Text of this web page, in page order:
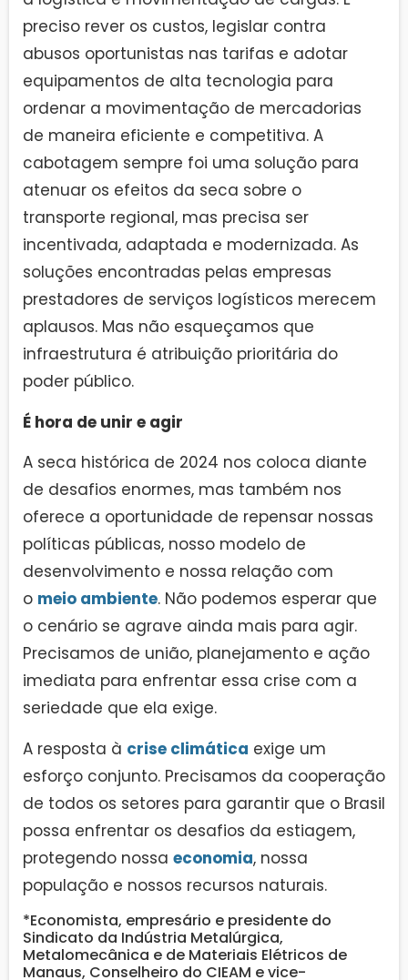
preciso rever os custos, legislar contra
abusos oportunistas nas tarifas e adotar
equipamentos de alta tecnologia para
ordenar a movimentação de mercadorias
de maneira eficiente e competitiva. A
cabotagem sempre foi uma solução para
atenuar os efeitos da seca sobre o
transporte regional, mas precisa ser
incentivada, adaptada e modernizada. As
soluções encontradas pelas empresas
prestadores de serviços logísticos merecem
aplausos. Mas não esqueçamos que
infraestrutura é atribuição prioritária do
poder público.
É hora de unir e agir
A seca histórica de 2024 nos coloca diante
de desafios enormes, mas também nos
oferece a oportunidade de repensar nossas
políticas públicas, nosso modelo de
desenvolvimento e nossa relação com
o meio ambiente. Não podemos esperar que
o cenário se agrave ainda mais para agir.
Precisamos de união, planejamento e ação
imediata para enfrentar essa crise com a
seriedade que ela exige.
A resposta à crise climática exige um
esforço conjunto. Precisamos da cooperação
de todos os setores para garantir que o Brasil
possa enfrentar os desafios da estiagem,
protegendo nossa economia, nossa
população e nossos recursos naturais.
*Economista, empresário e presidente do
Sindicato da Indústria Metalúrgica,
Metalomecânica e de Materiais Elétricos de
Manaus, Conselheiro do CIEAM e vice-